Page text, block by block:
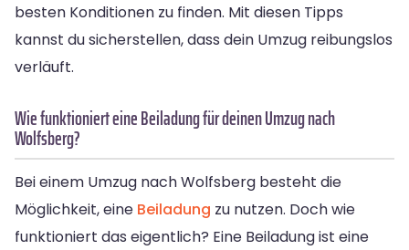
besten Konditionen zu finden. Mit diesen Tipps
kannst du sicherstellen, dass dein Umzug reibungslos
verläuft.
Wie funktioniert eine Beiladung für deinen Umzug nach
Wolfsberg?
Bei einem Umzug nach Wolfsberg besteht die
Möglichkeit, eine Beiladung zu nutzen. Doch wie
funktioniert das eigentlich? Eine Beiladung ist eine